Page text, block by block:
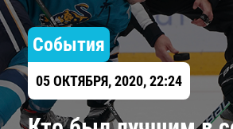
События
05 ОКТЯБРЯ, 2020, 22:24